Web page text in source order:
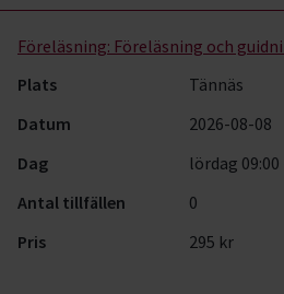
Föreläsning: Föreläsning och
Plats
Tännäs
Datum
2026-08-08
Dag
lördag 09:00
Antal tillfällen
0
Pris
295 kr